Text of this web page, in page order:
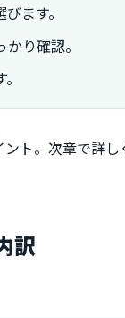
ます。
り確認。
ト。次章で詳し
訳